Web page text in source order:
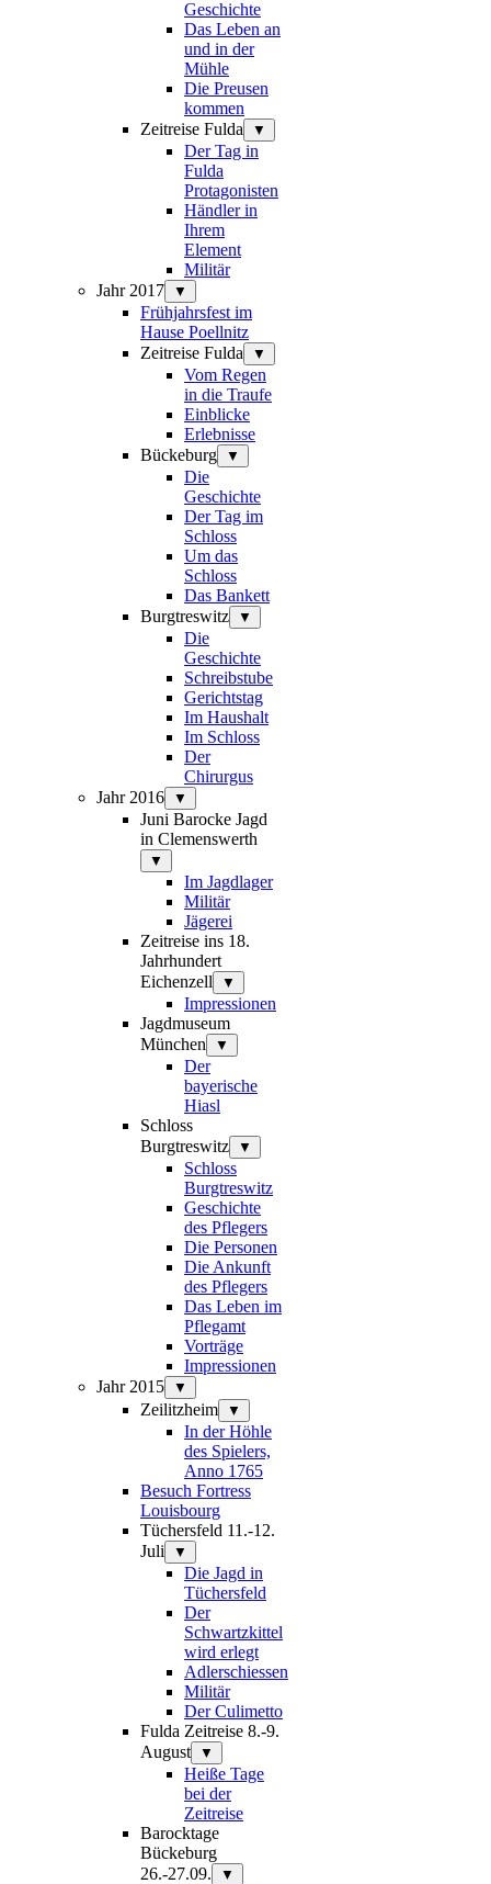
Geschichte
Das Leben an
und in der
Mühle
Die Preusen
kommen
Zeitreise Fulda
▼
Der Tag in
Fulda
Protagonisten
Händler in
Ihrem
Element
Militär
Jahr 2017
▼
Frühjahrsfest im
Hause Poellnitz
Zeitreise Fulda
▼
Vom Regen
in die Traufe
Einblicke
Erlebnisse
Bückeburg
▼
Die
Geschichte
Der Tag im
Schloss
Um das
Schloss
Das Bankett
Burgtreswitz
▼
Die
Geschichte
Schreibstube
Gerichtstag
Im Haushalt
Im Schloss
Der
Chirurgus
Jahr 2016
▼
Juni Barocke Jagd
in Clemenswerth
▼
Im Jagdlager
Militär
Jägerei
Zeitreise ins 18.
Jahrhundert
Eichenzell
▼
Impressionen
Jagdmuseum
München
▼
Der
bayerische
Hiasl
Schloss
Burgtreswitz
▼
Schloss
Burgtreswitz
Geschichte
des Pflegers
Die Personen
Die Ankunft
des Pflegers
Das Leben im
Pflegamt
Vorträge
Impressionen
Jahr 2015
▼
Zeilitzheim ▼
In der Höhle
des Spielers,
Anno 1765
Besuch Fortress
Louisbourg
Tüchersfeld 11.-12.
Juli
▼
Die Jagd in
Tüchersfeld
Der
Schwartzkittel
wird erlegt
Adlerschiessen
Militär
Der Culimetto
Fulda Zeitreise 8.-9.
August
▼
Heiße Tage
bei der
Zeitreise
Barocktage
Bückeburg
26.-27.09.
▼